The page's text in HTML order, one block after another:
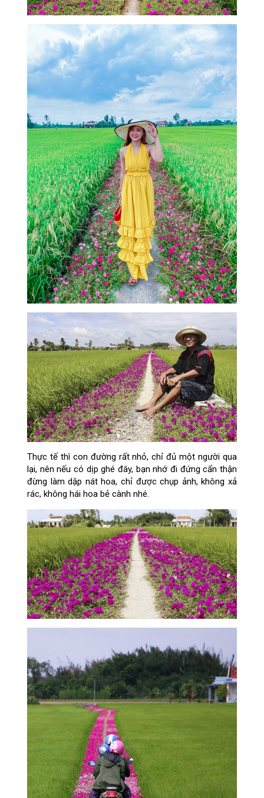
Thực tế thì con đường rất nhỏ, chỉ đủ một người qua
lại, nên nếu có dịp ghé đây, bạn nhớ đi đứng cẩn thận
đừng làm dập nát hoa, chỉ được chụp ảnh, không xả
rác, không hái hoa bẻ cành nhé.